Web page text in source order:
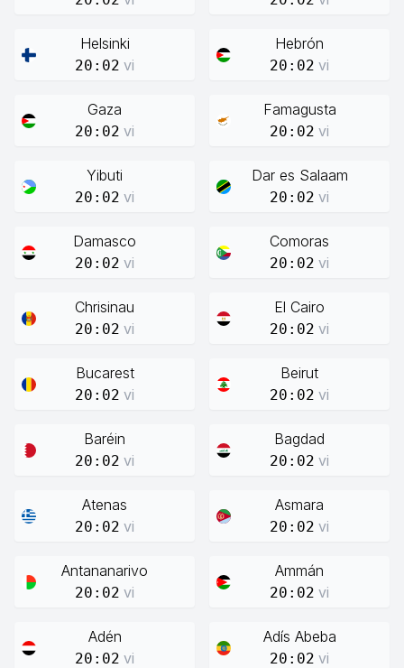
Helsinki
20:02 vi
Hebrón
20:02 vi
Gaza
20:02 vi
Famagusta
20:02 vi
Yibuti
20:02 vi
Dar es Salaam
20:02 vi
Damasco
20:02 vi
Comoras
20:02 vi
Chrisinau
20:02 vi
El Cairo
20:02 vi
Bucarest
20:02 vi
Beirut
20:02 vi
Baréin
20:02 vi
Bagdad
20:02 vi
Atenas
20:02 vi
Asmara
20:02 vi
Antananarivo
20:02 vi
Ammán
20:02 vi
Adén
20:02 vi
Adís Abeba
20:02 vi